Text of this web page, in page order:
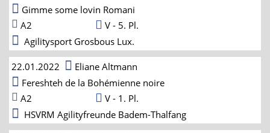
Gimme some lovin Romani
A2
V - 5. Pl.
Agilitysport Grosbous Lux.
22.01.2022
Eliane Altmann
Fereshteh de la Bohémienne noire
A2
V - 1. Pl.
HSVRM Agilityfreunde Badem-Thalfang